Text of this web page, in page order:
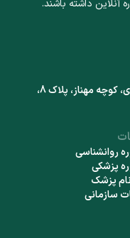
آنلاین داشته باشند.
روانشناسی
پزشکی
پزشک
سازمانی
تهران، خ ولیعصر، نرسیده به پل پارک وی، کوچه مهناز، پلاک 8،